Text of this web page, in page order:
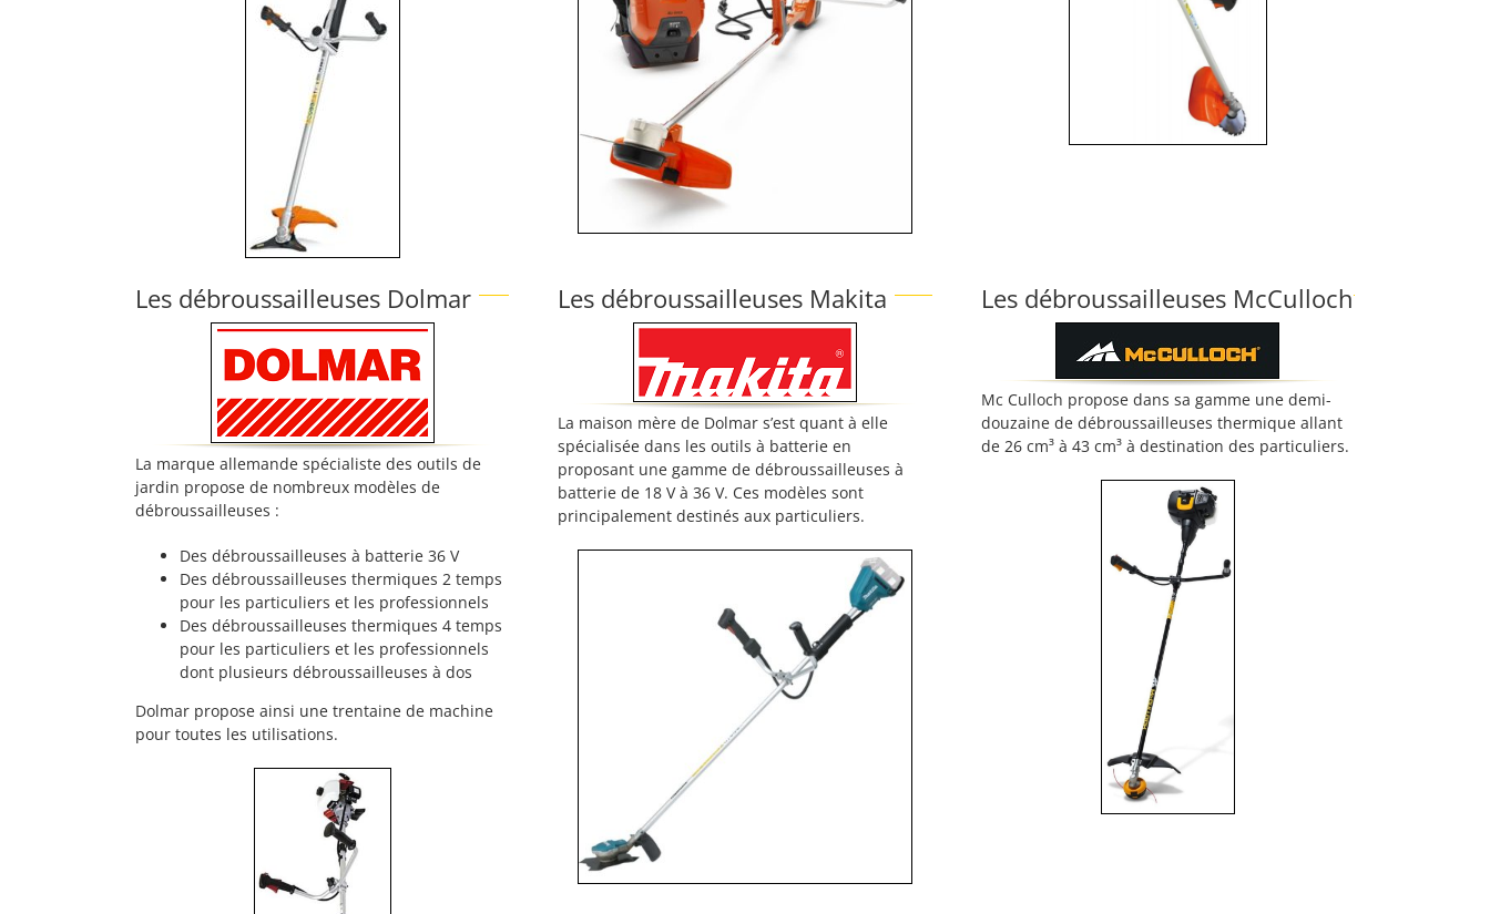
Les débroussailleuses Dolmar
La marque allemande spécialiste des outils de
jardin propose de nombreux modèles de
débroussailleuses :
Des débroussailleuses à batterie 36 V
Des débroussailleuses thermiques 2 temps
pour les particuliers et les professionnels
Des débroussailleuses thermiques 4 temps
pour les particuliers et les professionnels
dont plusieurs débroussailleuses à dos
Dolmar propose ainsi une trentaine de machine
pour toutes les utilisations.
Les débroussailleuses Makita
La maison mère de Dolmar s’est quant à elle
spécialisée dans les outils à batterie en
proposant une gamme de débroussailleuses à
batterie de 18 V à 36 V. Ces modèles sont
principalement destinés aux particuliers.
Les débroussailleuses McCulloch
Mc Culloch propose dans sa gamme une demi-
douzaine de débroussailleuses thermique allant
de 26 cm³ à 43 cm³ à destination des particuliers.